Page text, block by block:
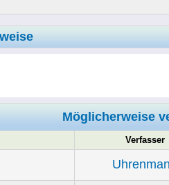
Möglicherweise
Verfasser